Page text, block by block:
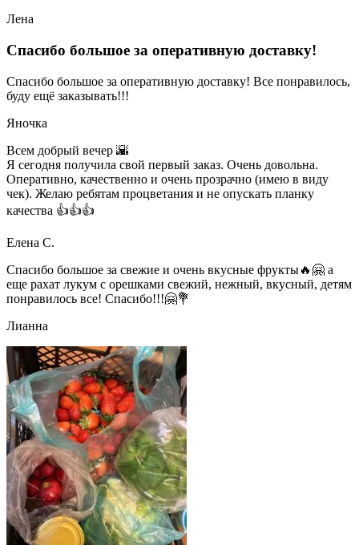
Лена
Спасибо большое за оперативную доставку!
Спасибо большое за оперативную доставку! Все понравилось,
буду ещё заказывать!!!
Яночка
Всем добрый вечер 🌇
Я сегодня получила свой первый заказ. Очень довольна.
Оперативно, качественно и очень прозрачно (имею в виду
чек). Желаю ребятам процветания и не опускать планку
качества 👍👍👍
Елена С.
Спасибо большое за свежие и очень вкусные фрукты🔥🤗 а
еще рахат лукум с орешками свежий, нежный, вкусный, детям
понравилось все! Спасибо!!!🤗💐
Лианна